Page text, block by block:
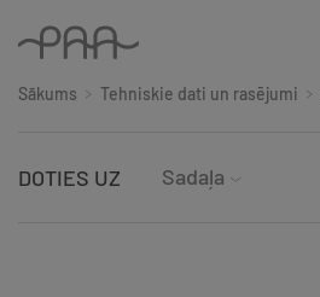
Sākums Tehniskie dati un rasējumi
DOTIES UZ Sadaļa